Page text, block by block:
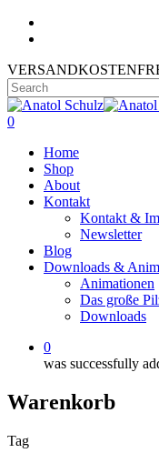
0
Home
Shop
About
Kontakt
Kontakt &
Newsletter
Blog
Downloads &
Animationen
Das große
Downloads
0
was successfully
Warenkorb
Tag